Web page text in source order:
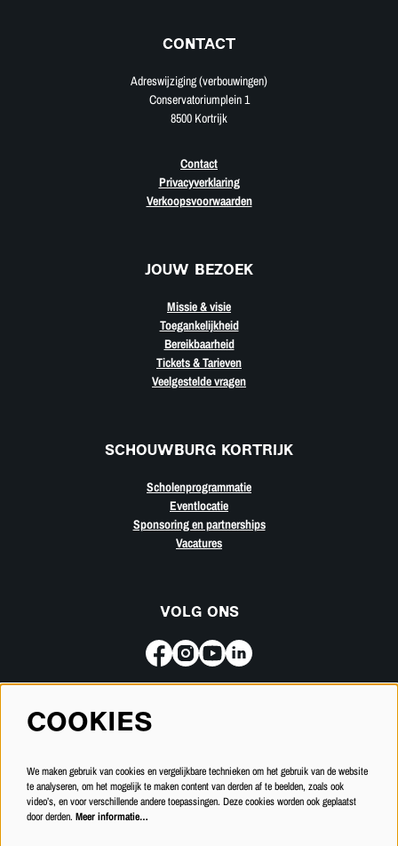
CONTACT
Adreswijziging (verbouwingen)
Conservatoriumplein 1
8500 Kortrijk
Contact
Privacyverklaring
Verkoopsvoorwaarden
JOUW BEZOEK
Missie & visie
Toegankelijkheid
Bereikbaarheid
Tickets & Tarieven
Veelgestelde vragen
SCHOUWBURG KORTRIJK
Scholenprogrammatie
Eventlocatie
Sponsoring en partnerships
Vacatures
VOLG ONS
Meld je aan voor de nieuwsbrief
INSCHRIJVEN
COOKIES
We maken gebruik van cookies en vergelijkbare technieken om het gebruik van de website
te analyseren, om het mogelijk te maken content van derden af te beelden, zoals ook
video’s, en voor verschillende andere toepassingen. Deze cookies worden ook geplaatst
door derden. Meer informatie…